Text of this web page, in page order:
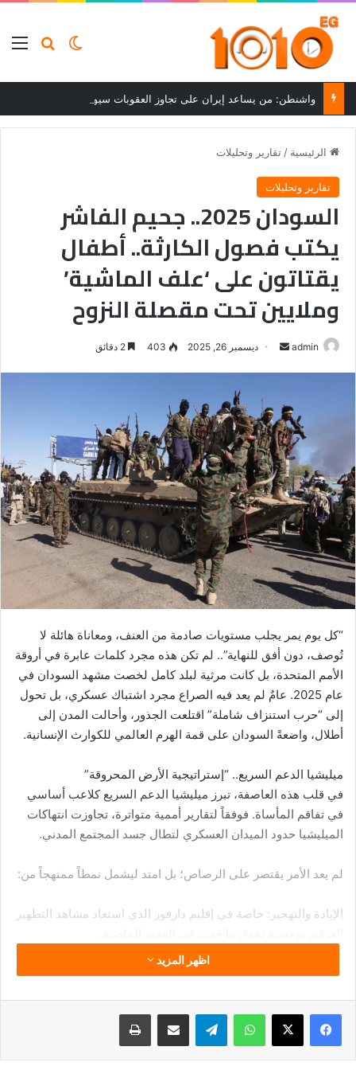
بحثالوضع
واشنطن: من يساعد إيران على تجاوز العقوبات سيواجه عواقب
الرئيسية / تقارير وتحليلات
تقارير وتحليلات
السودان 2025.. جحيم الفاشر
يكتب فصول الكارثة.. أطفال
يقتاتون على ‘علف الماشية’
وملايين تحت مقصلة النزوح
admin
أرسل ديسمبر 26, 2025 403
“كل يوم يمر يجلب مستويات صادمة من العنف، ومعاناة هائلة لا
تُوصف، دون أفق للنهاية”.. لم تكن هذه مجرد كلمات عابرة في أروقة
الأمم المتحدة، بل كانت مرثية لبلد كامل لخصت مشهد السودان في
عام 2025. عامٌ لم يعد فيه الصراع مجرد اشتباك عسكري، بل تحول
إلى “حرب استنزاف شاملة” اقتلعت الجذور، وأحالت المدن إلى
أطلال، واضعةً السودان على قمة الهرم العالمي للكوارث الإنسانية.
ميليشيا الدعم السريع.. “إستراتيجية الأرض المحروقة”
في قلب هذه العاصفة، تبرز ميليشيا الدعم السريع كلاعب أساسي
في تفاقم المأساة. فوفقاً لتقارير أممية متواترة، تجاوزت انتهاكات
الميليشيا حدود الميدان العسكري لتطال جسد المجتمع المدني.
لم يعد الأمر يقتصر على الرصاص؛ بل امتد ليشمل نمطاً ممنهجاً من:
الإبادة والتهجير: خاصة في إقليم دارفور الذي استعاد مشاهد التطهير
سلاح الاغتصاب: تقارير مرعبة عن عنف جنسي استُخدم كأداة لكسر
النهب القسري: تجريد المواطنين من ممتلكاتهم وتحويل المدن إلى
اظهر المزيد
فيسبوك ‫X واتساب تيلقرام مشاركة عبر البريد طباعة